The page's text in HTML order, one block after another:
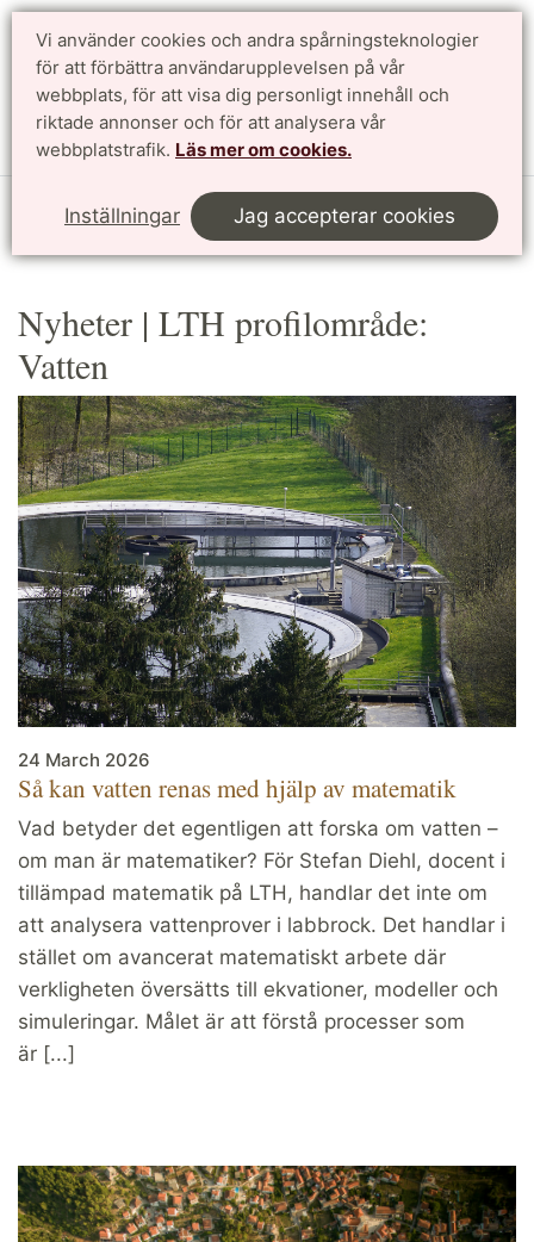
Vi använder cookies och andra spårningsteknologier
för att förbättra användarupplevelsen på vår
webbplats, för att visa dig personligt innehåll och
riktade annonser och för att analysera vår
webbplatstrafik. Läs mer om cookies.
Inställningar Jag accepterar cookies
Sök
Profilområden
Nyheter | LTH profilområde:
Vatten
24 March 2026
Så kan vatten renas med hjälp av matematik
Vad betyder det egentligen att forska om vatten –
om man är matematiker? För Stefan Diehl, docent i
tillämpad matematik på LTH, handlar det inte om
att analysera vattenprover i labbrock. Det handlar i
stället om avancerat matematiskt arbete där
verkligheten översätts till ekvationer, modeller och
simuleringar. Målet är att förstå processer som
är [...]